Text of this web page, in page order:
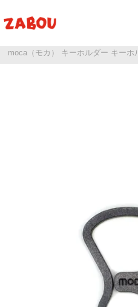
moca（モカ） キーホルダー キーホ